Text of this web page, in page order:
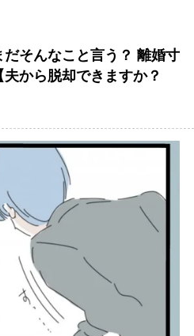
だそんなこと言う？ 離婚寸
から脱却できますか？